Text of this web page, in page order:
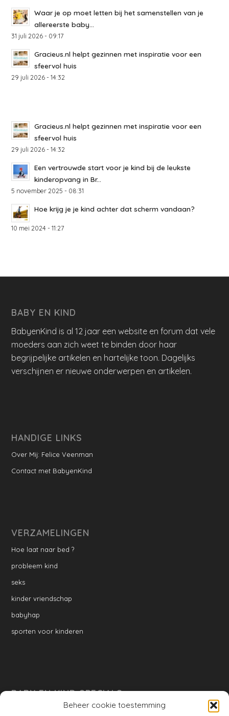
Beheer cookie toestemming
Waar je op moet letten bij het samenstellen van je
allereerste baby...
31 juli 2026 - 09:17
Gracieus.nl helpt gezinnen met inspiratie voor een
sfeervol huis
29 juli 2026 - 14:32
Gracieus.nl helpt gezinnen met inspiratie voor een
sfeervol huis
29 juli 2026 - 14:32
Een vertrouwde start voor je kind bij de leukste
kinderopvang in Br...
5 november 2025 - 08:31
Hoe krijg je je kind achter dat scherm vandaan?
10 mei 2024 - 11:27
BABY EN KIND
BabyenKind is al 12 jaar een website en forum dat vele
moeders aan zich weet te binden door haar
begrijpelijke artikelen en hartelijke toon. Dagelijks
verschijnen er nieuwe onderwerpen en artikelen.
HANDIGE LINKS
Over Mij: Felice Veenman
Contact met BabyenKind
VERZAMELINGEN
Hoe laat naar bed ?
probleem kind
seks
kinder vriendschap
babyhap
sporten voor kinderen
BABY EN KIND SPECIALS